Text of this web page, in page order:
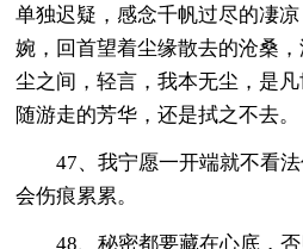
单独迟疑，感念千帆过尽的凄
婉，回首望着尘缘散去的沧桑
尘之间，轻言，我本无尘，是
随游走的芳华，还是拭之不去。
47、我宁愿一开端就不看
会伤痕累累。
48、秘密都要藏在心底，